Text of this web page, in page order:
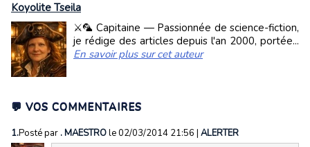
Koyolite Tseila
⚔️🦜 Capitaine — Passionnée de science-fiction,
je rédige des articles depuis l'an 2000, portée...
En savoir plus sur cet auteur
💬 VOS COMMENTAIRES
1.Posté par . MAESTROle 02/03/2014 21:56 | ALERTER